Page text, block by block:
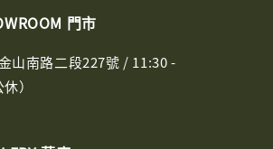
門市
山南路二段227號 / 11:30 -
）